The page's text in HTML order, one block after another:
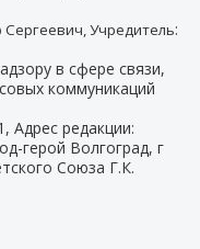
Учредитель:
в сфере связи,
коммуникаций
, Адрес редакции:
герой Волгоград, г
Союза Г.К.